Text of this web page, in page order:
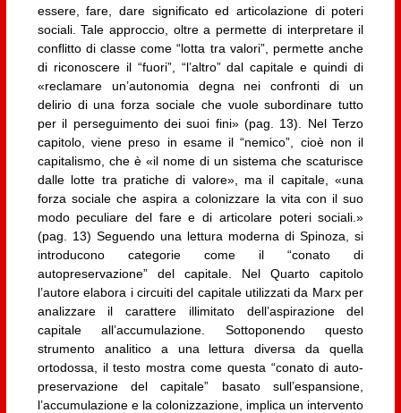
essere, fare, dare significato ed articolazione di poteri
sociali. Tale approccio, oltre a permette di interpretare il
conflitto di classe come “lotta tra valori”, permette anche
di riconoscere il “fuori”, “l’altro” dal capitale e quindi di
«reclamare un’autonomia degna nei confronti di un
delirio di una forza sociale che vuole subordinare tutto
per il perseguimento dei suoi fini» (pag. 13). Nel Terzo
capitolo, viene preso in esame il “nemico”, cioè non il
capitalismo, che è «il nome di un sistema che scaturisce
dalle lotte tra pratiche di valore», ma il capitale, «una
forza sociale che aspira a colonizzare la vita con il suo
modo peculiare del fare e di articolare poteri sociali.»
(pag. 13) Seguendo una lettura moderna di Spinoza, si
introducono categorie come il “conato di
autopreservazione” del capitale. Nel Quarto capitolo
l’autore elabora i circuiti del capitale utilizzati da Marx per
analizzare il carattere illimitato dell’aspirazione del
capitale all’accumulazione. Sottoponendo questo
strumento analitico a una lettura diversa da quella
ortodossa, il testo mostra come questa “conato di auto-
preservazione del capitale” basato sull’espansione,
l’accumulazione e la colonizzazione, implica un intervento